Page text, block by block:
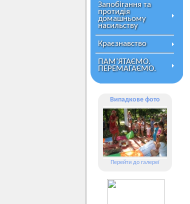
Запобігання та
протидія
домашньому
насильству
Краєзнавство
ПАМ’ЯТАЄМО.
ПЕРЕМАГАЄМО.
Випадкове фото
Перейти до галереї